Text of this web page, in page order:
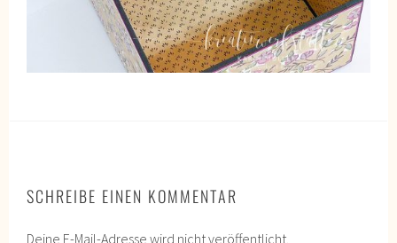
SCHREIBE EINEN KOMMENTAR
Deine E-Mail-Adresse wird nicht veröffentlicht.